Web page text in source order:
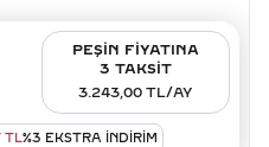
PEŞİN FİYATINA
3 TAKSİT
3.243,00 TL/AY
TL%3 EKSTRA İNDİRİM